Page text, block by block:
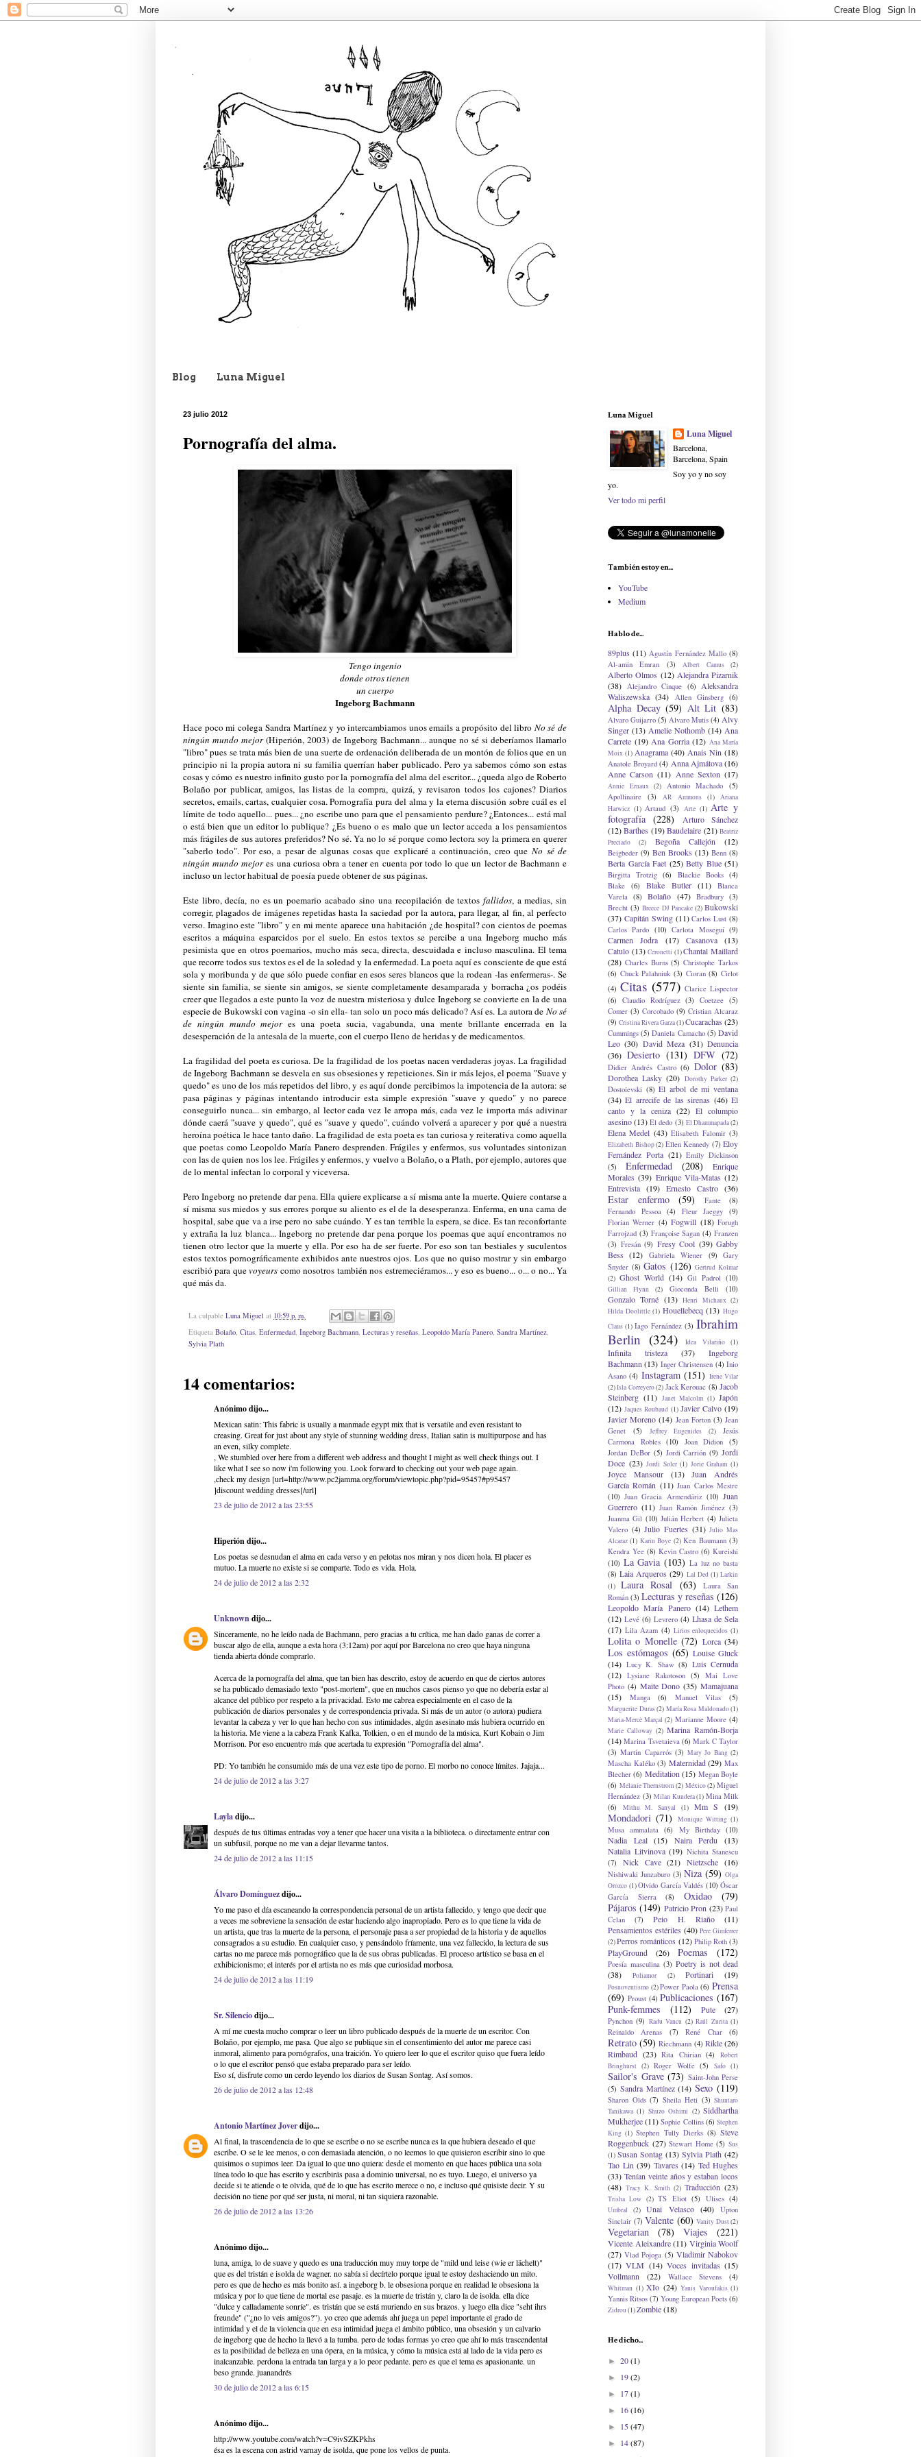
Blog Luna Miguel
23 julio 2012
Pornografía del alma.
Tengo ingenio
donde otros tienen
un cuerpo
Ingeborg Bachmann
Hace poco mi colega Sandra Martínez y yo intercambiamos unos emails a propósito del libro No sé de
ningún mundo mejor(Hiperión, 2003) de Ingeborg Bachmann... aunque no sé si deberíamos llamarlo
"libro" pues se trata más bien de una suerte de ordenación deliberada de un montón de folios que en un
principio ni la propia autora ni su familia querrían haber publicado. Pero ya sabemos cómo son estas
cosas y cómo es nuestro infinito gusto por la pornografía del alma del escritor... ¿queda algo de Roberto
Bolaño por publicar, amigos, las listas de la compra, quizá, y revisaron todos los cajones? Diarios
secretos, emails, cartas, cualquier cosa. Pornografía pura del alma y la eterna discusión sobre cuál es el
límite de todo aquello... pues... ¿no escribe uno para que el pensamiento perdure? ¿Entonces... está mal
o está bien que un editor lo publique? ¿Es bueno o es malo que un lector acceda a los pensamientos
más frágiles de sus autores preferidos? No sé. Ya no lo sé porque como lectora soy la primera en querer
"saberlo todo". Por eso, a pesar de algunas cosas que explicaré a continuación, creo queNo sé de
ningún mundo mejores una curiosa obra a tener en cuenta por todo lo que un lector de Bachmann e
incluso un lector habitual de poesía puede obtener de sus páginas.
Este libro, decía, no es un poemario acabado sino una recopilación de textos fallidos, a medias, sin
corregir, plagados de imágenes repetidas hasta la saciedad por la autora, para llegar, al fin, al perfecto
verso. Imagino este "libro" y en mi mente aparece una habitación ¿de hospital? con cientos de poemas
escritos a máquina esparcidos por el suelo. En estos textos se percibe a una Ingeborg mucho más
pesimista que en otros poemarios, mucho más seca, directa, descuidada e incluso masculina. El tema
que recorre todos sus textos es el de la soledad y la enfermedad. La poeta aquí es consciente de que está
sola y moribunda y de que sólo puede confiar en esos seres blancos que la rodean -las enfermeras-. Se
siente sin familia, se siente sin amigos, se siente completamente desamparada y borracha ¿os podéis
creer que llegados a este punto la voz de nuestra misteriosa y dulce Ingeborg se convierte en la de una
especie de Bukowski con vagina -o sin ella- tan solo un poco más delicado? Así es. La autora de No sé
de ningún mundo mejores una poeta sucia, vagabunda, una mente brillante encerrada en la
desesperación de la antesala de la muerte, con el cuerpo lleno de heridas y de medicamentos.
La fragilidad del poeta es curiosa. De la fragilidad de los poetas nacen verdaderas joyas. La fragilidad
de Ingeborg Bachmann se desvela en sus obsesiones y repeticiones. Sin ir más lejos, el poema "Suave y
quedo" es uno de los más repetidos del libro, y es aquí donde percibimos la impotencia de la autora: se
pasa páginas y páginas intentando introducir esta simple expresión "suave y quedo" y no parece
conseguirlo nunca... sin embargo, al lector cada vez le arropa más, cada vez le importa más adivinar
dónde caerá "suave y quedo", qué es "suave y quedo", cuándo volverá a aparecer y por qué a nuestra
heroína poética le hace tanto daño. La fragilidad de esta poeta es tan curiosa y reiterativa como aquella
que poetas como Leopoldo María Panero desprenden. Frágiles y enfermos, sus voluntades sintonizan
con las de quien nos los lee. Frágiles y enfermos, y vuelvo a Bolaño, o a Plath, por ejemplo, autores que
de lo mental infectan lo corporal y viceversa.
Pero Ingeborg no pretende dar pena. Ella quiere explicarse a sí misma ante la muerte. Quiere contarse a
sí misma sus miedos y sus errores porque su aliento es el de la desesperanza. Enferma, en una cama de
hospital, sabe que va a irse pero no sabe cuándo. Y es tan terrible la espera, se dice. Es tan reconfortante
y extraña la luz blanca... Ingeborg no pretende dar pena porque los poemas que aquí encontramos no
tienen otro lector que la muerte y ella. Por eso ha de ser fuerte. Por eso son tan bestiales y suculentos
estos textos pornográficamente exhibidos ante nuestros ojos. Los que no quiso mostrar y sin embargo
escribió para quevoyeurs como nosotros también nos estremeciéramos... y eso es bueno... o... o no... Ya
qué más da.
La culpable Luna Miguel at 10:59 p. m.
Etiqueta Bolaño, Citas, Enfermedad, Ingeborg Bachmann, Lecturas y reseñas, Leopoldo María Panero, Sandra Martínez,
Sylvia Plath
14 comentarios:
Anónimo dijo...
Mexican satin: This fabric is usually a manmade egypt mix that is versatile and even resistant to
creasing. Great for just about any style of stunning wedding dress, Italian satin is multipurpose and has
an even, silky complete.
, We stumbled over here from a different web address and thought I might as well check things out. I
like what I see so now i'm following you. Look forward to checking out your web page again.
,check my design [url=http://www.pc2jamma.org/forum/viewtopic.php?pid=95457#p95457
]discount wedding dresses[/url]
23 de julio de 2012 a las 23:55
Hiperión dijo...
Los poetas se desnudan el alma en cada verso y en pelotas nos miran y nos dicen hola. El placer es
mutuo. La muerte no existe si se comparte. Todo es vida. Hola.
24 de julio de 2012 a las 2:32
Unknowndijo...
Sinceramente, no he leído nada de Bachmann, pero gracias a tu crítica, me han dado ganas de correr a
buscar algo de ella, aunque a esta hora (3:12am) por aquí por Barcelona no creo que haya ninguna
tienda abierta dónde comprarlo.
Acerca de la pornografía del alma, que tan bien has descrito, estoy de acuerdo en que de ciertos autores
se ha publicado demasiado texto "post-mortem", que en muchos casos pienso yo que no debería estar al
alcance del público por respeto a la privacidad. Esto me cabrea especialmente en el caso de la
publicación de diarios personales y de correspondencia privada. Si más de un autor (o autora) pudiera
levantar la cabeza y ver lo que han hecho con sus intimidades, algún asesinato más hubiera ocurrido en
la historia. Me viene a la cabeza Frank Kafka, Tolkien, o en el mundo de la música, Kurt Kobain o Jim
Morrison. Por eso encuentro más que acertada tu expresión "Pornografía del alma".
PD: Yo también he consumido más de una vez este tipo de porno. El morbo no conoce límites. Jajaja...
24 de julio de 2012 a las 3:27
Layladijo...
después de tus últimas entradas voy a tener que hacer una visita a la biblioteca. o directamente entrar con
un subfusil, porque no me van a dejar llevarme tantos.
24 de julio de 2012 a las 11:15
Álvaro Domínguezdijo...
Yo me paso el día escaneando la correspondencia personal de un artista fallecido, y tengo que decir que
a veces me sobreviene la sensación de estar haciendo algo inapropiado. Pero es lo que tiene la vida de
un artista, que tras la muerte de la persona, el personaje pasa a ser propiedad de la historia y de aquellos
consagrados a su estudio. En cualquier caso, y pensándolo fríamente, una vez fallecido, la lectura de sus
cartas no me parece más pornográfico que la de sus obras publicadas. El proceso artístico se basa en el
exhibicionismo; el interés por el artista no es más que curiosidad morbosa.
24 de julio de 2012 a las 11:19
Sr. Silenciodijo...
A mí me cuesta mucho comprar o leer un libro publicado después de la muerte de un escritor. Con
Bolaño, por ejemplo, me pasa. Que algo se publique sin el consentimiento del autor me parece casi
inmoral, alimento para pornógrafos, una traición. Yo quiero leer lo que el escritor quiso que fuera leído
o lo que el escritor pensó que estaba preparado para ser leído.
Eso sí, disfrute como un cerdo leyendo los diarios de Susan Sontag. Así somos.
26 de julio de 2012 a las 12:48
Antonio Martínez Joverdijo...
Al final, la trascendencia de lo que se escribe o no se escribe nunca es la que hubiera deseado el que
escribe. O se le lee menos, o con demasiada atención, o no leemos lo que quisieron escribir sino lo que
quisimos o supimos leer. Da igual lo que uno quiera: desde el momento en que haces pública una sola
línea todo lo que has escrito y escribirás pasa a dominio universal, no es tuyo. Luego, el universo ya
decide si te atiende o te olvida, qué de lo que has escrito merece o no, e incluso qué quisiste decir. Y su
decisión no tiene por qué ser justa, ni moral, ni tan siquiera razonable.
26 de julio de 2012 a las 13:26
Anónimo dijo...
luna, amiga, lo de suave y quedo es una traducción muy muy torpe de "mild und leise (wie er lächelt)"
que es del tristán e isolda de wagner. no sabía si decírtelo porque igual te estoy deshaciendo un mito.
pero es que de hecho es más bonito así. a ingeborg b. le obsesiona porque en realidad le obsesiona la
música y por lo que tiene de mortal ese pasaje. es la muerte de tristán y, claro la de isolda. ella dice
"dulce y calladamente sonríe". es tristán que se está muriendo en sus brazos. y luego ella dice "seht ihrs
freunde" ("¿no lo veis amigos?"). yo creo que además ahí juega un pepel importante el grado de
intimidad y el de la violencia que en esa intimidad juega el ámbito público, una obsesión y un calvario
de ingeborg que de hecho la llevó a la tumba. pero de todas formas yo creo que ahí lo más trascendental
es la posibilidad de belleza en una ópera, en la música, y cómo la música está al lado de la vida pero es
inalcanzable. perdona la entrada tan larga y a lo peor pedante. pero es que el tema es apasionante. un
beso grande. juanandrés
30 de julio de 2012 a las 6:15
Anónimo dijo...
http://www.youtube.com/watch?v=C9ivSZKPkhs
ésa es la escena con astrid varnay de isolda, que pone los vellos de punta.
Luna Miguel
Luna Miguel
Barcelona,
Barcelona, Spain
Soy yo y no soy
yo.
Ver todo mi perfil
También estoy en...
YouTube
Medium
Hablo de...
89plus (11) Agustín Fernández Mallo (8)
Al-amin Emran
(3) Albert Camus (2)
Alberto Olmos (12) Alejandra Pizarnik
(38)
Alejandro Cinque (6)
Aleksandra
Waliszewska (34) Allen Ginsberg (6)
Alpha Decay (59) Alt Lit (83)
Alvaro Guijarro (5) Alvaro Mutis (4) Alvy
Singer (13) Amelie Nothomb (14) Ana
Carrete (19) Ana Gorria (12) Ana María
Moix (1) Anagrama (40) Anais Nin (18)
Anatole Broyard (4) Anna Ajmátova (16)
Anne Carson (11) Anne Sexton (17)
Annie Ernaux (2) Antonio Machado
(5)
Apollinaire
(3) AR Ammons (1)
Ariana
Harwicz (1) Artaud (3) Arte (1) Arte y
fotografía (228)
Arturo Sánchez
(12) Barthes (19) Baudelaire (21) Beatriz
Preciado
(2) Begoña Callejón (12)
Beigbeder (9) Ben Brooks (13) Benn (8)
Berta García Faet (25) Betty Blue (51)
Birgitta Trotzig (6) Blackie Books (4)
Blake
(6) Blake Butler (11)
Blanca
Varela
(8) Bolaño (47) Bradbury (3)
Brecht (3) Breece DJ Pancake (2) Bukowski
(37) Capitán Swing (11) Carlos Lust (8)
Carlos Pardo (10) Carlota Moseguí (9)
Carmen Jodra (17) Casanova
(13)
Catulo (13) Ceronetti (1) Chantal Maillard
(28) Charles Burns (5) Christophe Tarkos
(6) Chuck Palahniuk (3) Cioran (8) Cirlot
(4) Citas (577) Clarice Lispector
(6)
Claudio Rodríguez (3) Coetzee (5)
Comer (3) Corcobado (9) Cristian Alcaraz
(9) Cristina Rivera Garza(1)Cucarachas (23)
Cummings (5) Daniela Camacho (5) David
Leo (30) David Meza (31) Denuncia
(36) Desierto (131) DFW (72)
Didier Andrés Castro (6) Dolor (83)
Dorothea Lasky (20) Dorothy Parker (2)
Dostoievski (8) El arbol de mi ventana
(34) El arrecife de las sirenas (46) El
canto y la ceniza (22) El columpio
asesino(13) El dedo (3) El Dhammapada(2)
Elena Medel (43) Elisabeth Falomir (3)
Elizabeth Bishop(2) Ellen Kennedy (7) Eloy
Fernández Porta (21) Emily Dickinson
(5)
Enfermedad (208)
Enrique
Morales (39) Enrique Vila-Matas (12)
Entrevista (19) Ernesto Castro (36)
Estar enfermo (59) Fante
(8)
Fernando Pessoa
(4) Fleur Jaeggy
(9)
Florian Werner (4) Fogwill (18) Forugh
Farrojzad (3) Françoise Sagan (4) Franzen
(3) Fresán (9) Fresy Cool (39) Gabby
Bess (12) Gabriela Wiener (9)
Gary
Snyder (8) Gatos (126) Gertrud Kolmar
(2) Ghost World (14) Gil Padrol (10)
Gillian Flynn (2) Gioconda Belli (10)
Gonzalo Torné (13) Henri Michaux (2)
Hilda Doolittle (1) Houellebecq (13) Hugo
Claus (1) Iago Fernández (3) Ibrahim
Berlin (324) Idea Vilariño (1)
Infinita tristeza (37)
Ingeborg
Bachmann (13) Inger Christensen (4) Inio
Asano (4) Instagram (151) Irene Vilar
(2)Isla Correyero(2) Jack Kerouac (8) Jacob
Steinberg (11) Janet Malcolm (1) Japón
(12) Jaques Roubaud (1) Javier Calvo (19)
Javier Moreno (14) Jean Forton (3) Jean
Genet
(5) Jeffrey Eugenides (2)
Jesús
Carmona Robles
(10) Joan Didion
(5)
Jordan DeBor (5) Jordi Carrión (9) Jordi
Doce (23) Jordi Soler (1) Jorie Graham (1)
Joyce Mansour (13)
Juan Andrés
García Román (11) Juan Carlos Mestre
(10) Juan Gracia Armendáriz (10) Juan
Guerrero (11) Juan Ramón Jiménez (3)
Juanma Gil (10) Julián Herbert (4) Julieta
Valero (4) Julio Fuertes (31) Julio Mas
Alcaraz (1) Karin Boye (2) Ken Baumann (3)
Kendra Yee (8) Kevin Castro (6) Kureishi
(10) La Gavia (103) La luz no basta
(8) Laia Arqueros (29) Lal Ded (1) Larkin
(1)
Laura Rosal (63)
Laura San
Román (3) Lecturas y reseñas (126)
Leopoldo María Panero (14) Lethem
(12) Levé (6) Levrero (4) Lhasa de Sela
(17) Lila Azam (4) Lirios enloquecidos (1)
Lolita o Monelle (72) Lorca (34)
Los estómagos (65) Louise Gluck
(14) Lucy K. Shaw (8) Luis Cernuda
(12) Lysiane Rakotoson (5)
Mai Love
Photo (4) Maite Dono (35) Mamajuana
(15)
Manga (6) Manuel Vilas (5)
Marguerite Duras(2) María Rosa Maldonado(1)
Maria-Mercè Marçal (2) Marianne Moore (4)
Marie Calloway (2) Marina Ramón-Borja
(14) Marina Tsvetaieva (6) Mark C Taylor
(3) Martín Caparrós (3) Mary Jo Bang (2)
Mascha Kaléko (3) Maternidad (29) Max
Blecher (6) Meditation (15) Megan Boyle
(6) Melanie Thernstrom (2) México (2) Miguel
Hernández (3) Milan Kundera(1) Mina Milk
(6)
Mithu M. Sanyal (1) Mm S (19)
Mondadori (71) Monique Witting (1)
Musa ammalata (6) My Birthday (10)
Nadia Leal (15) Naira Perdu
(13)
Natalia Litvinova (19) Nichita Stanescu
(7)
Nick Cave (21) Nietzsche (16)
Nishiwaki Junzaburo (3) Niza (59) Olga
Orozco (1)Olvido García Valdés (10) Óscar
García Sierra
(8) Oxidao
(79)
Pájaros (149) Patricio Pron (23) Paul
Celan
(7) Peio H. Riaño
(11)
Pensamientos estériles (40) Pere Gimferrer
(2)Perros románticos (12) Philip Roth (3)
PlayGround (26) Poemas (172)
Poesía masculina (3) Poetry is not dead
(38)
Poliamor (2) Portinari (19)
Posnoventismo (2) Power Paola (6) Prensa
(69) Proust (4) Publicaciones (167)
Punk-femmes
(112) Pute (27)
Pynchon (9) Radu Vancu (2) Raúl Zurita (1)
Reinaldo Arenas (7) René Char (6)
Retrato (59) Riechmann (4) Rikle (26)
Rimbaud (23) Rita Chirian (4)
Robert
Bringhurst (2) Roger Wolfe (5) Safo (1)
Sailor's Grave (73) Saint-John Perse
(5) Sandra Martínez (14) Sexo (119)
Sharon Olds (7) Sheila Heti (3) Shuntaro
Tanikawa (1) Shuzo Oshimi (2) Siddhartha
Mukherjee (11) Sophie Collins (6) Stephen
King (1) Stephen Tully Dierks (8) Steve
Roggenbuck (27) Stewart Home (5) Sus
(1) Susan Sontag (13) Sylvia Plath (42)
Tao Lin (39) Tavares (14) Ted Hughes
(33) Tenían veinte años y estaban locos
(48) Tracy K. Smith (2) Traducción (23)
Trisha Low (2) TS Eliot (5) Ulises (4)
Umbral (2) Unai Velasco (40)
Upton
Sinclair (7) Valente (60) Vanity Dust(2)
Vegetarian (78) Viajes (221)
Vicente Aleixandre (11) Virginia Woolf
(27) Vlad Pojoga (5) Vladimir Nabokov
(17) VLM (14) Voces invitadas (15)
Vollmann
(22) Wallace Stevens (4)
Whitman (1) XIo (24) Yanis Varoufakis (1)
Yannis Ritsos (7) Young European Poets (6)
Zidrou(1)Zombie(18)
He dicho...
► 20(1)
► 19(2)
► 17(1)
► 16(16)
► 15(47)
► 14(87)